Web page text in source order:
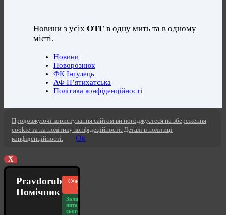
Новини з усіхОТГ в одну мить та в одному
місті.
Новини
Поворознюк
ФК Інгулець
АФ П’ятихатська
Політика конфіденційності
Продовжуючі користування сайтом ви погоджуєтеся на збереження
cookie та на політику конфідеційності. Деталі в політиці
конфіденційності.
Ок
X
Pravdorub
Помічник
Очистити
чат
Залишилось
питань
сьогодні: 20